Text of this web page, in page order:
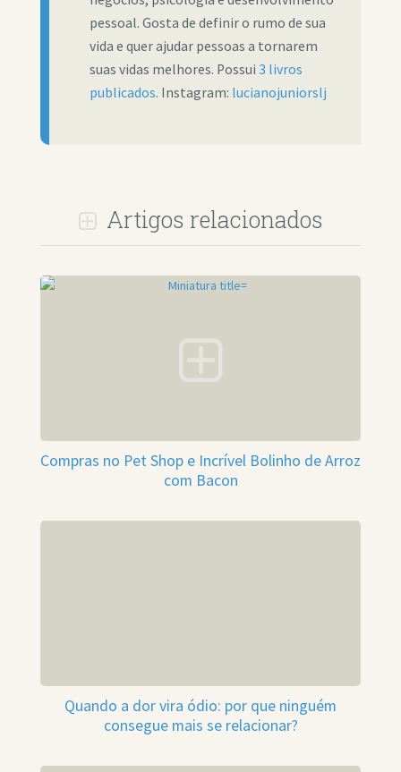
pessoal. Gosta de definir o rumo de sua
vida e quer ajudar pessoas a tornarem
suas vidas melhores. Possui 3 livros
publicados. Instagram: lucianojuniorslj
Artigos relacionados
Compras no Pet Shop e Incrível Bolinho de Arroz
com Bacon
Quando a dor vira ódio: por que ninguém
consegue mais se relacionar?